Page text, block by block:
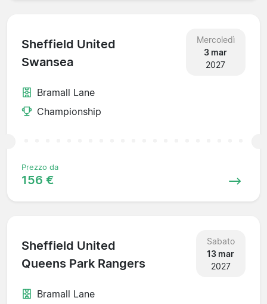
Sheffield United
Swansea
Mercoledì
3 mar
2027
Bramall Lane
Championship
Prezzo da
156 €
Sheffield United
Queens Park Rangers
Sabato
13 mar
2027
Bramall Lane